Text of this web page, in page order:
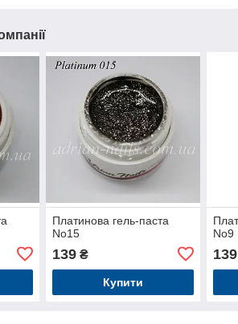
Платинова гель-паста
No15
139₴
Купити
No9
139